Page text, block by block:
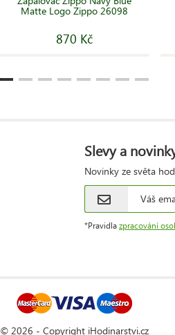
Matte Logo Zippo 26098
870 Kč
Slevy a
Novinky ze světa
*Pravidla zpracování
© 2026 - Copyright iHodinarstvi.cz